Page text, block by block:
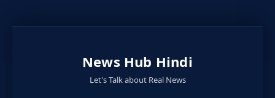
News Hub Hindi
Let's Talk about Real News